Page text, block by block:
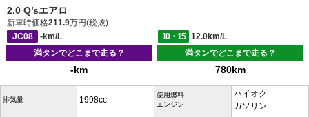
2.0 Q’sエアロ
新車時価格211.9万円(税抜)
JC08
-km/L 10・15
12.0km/L
満タンでどこまで走る？
-km
満タンでどこまで走る？
780km
排気量 1998cc
使用燃料
エンジン
ハイオク
ガソリン